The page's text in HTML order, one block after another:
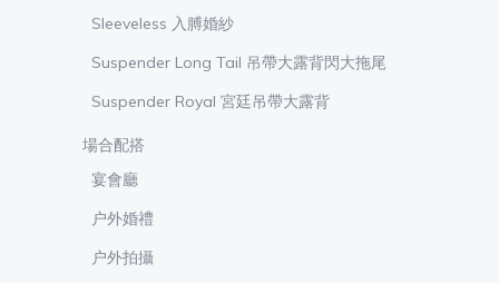
Sleeveless 入膊婚紗
Suspender Long Tail 吊帶大露背閃大拖尾
Suspender Royal 宮廷吊帶大露背
場合配搭
宴會廳
户外婚禮
户外拍攝